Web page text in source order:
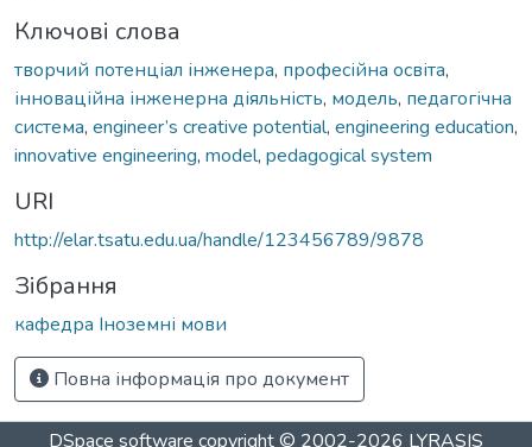
Ключові слова
творчий потенціал інженера, професійна освіта,
інноваційна інженерна діяльність, модель, педагогічна
система, engineer’s creative potential, engineering education,
innovative engineering, model, pedagogical system
URI
http://elar.tsatu.edu.ua/handle/123456789/9878
Зібрання
кафедра Іноземні мови
Повна інформація про документ
DSpace software copyright © 2002-2026 LYRASIS